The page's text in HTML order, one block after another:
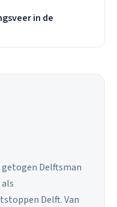
in de
Delftsman
Delft. Van